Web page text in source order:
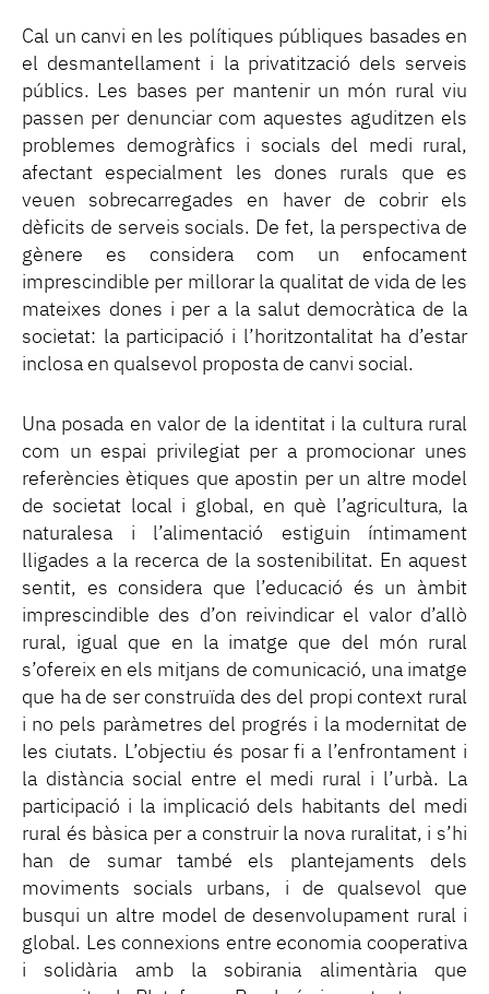
Cal un canvi en les polítiques públiques basades en
el desmantellament i la privatització dels serveis
públics. Les bases per mantenir un món rural viu
passen per denunciar com aquestes aguditzen els
problemes demogràfics i socials del medi rural,
afectant especialment les dones rurals que es
veuen sobrecarregades en haver de cobrir els
dèficits de serveis socials. De fet, la perspectiva de
gènere es considera com un enfocament
imprescindible per millorar la qualitat de vida de les
mateixes dones i per a la salut democràtica de la
societat: la participació i l’horitzontalitat ha d’estar
inclosa en qualsevol proposta de canvi social.
Una posada en valor de la identitat i la cultura rural
com un espai privilegiat per a promocionar unes
referències ètiques que apostin per un altre model
de societat local i global, en què l’agricultura, la
naturalesa i l’alimentació estiguin íntimament
lligades a la recerca de la sostenibilitat. En aquest
sentit, es considera que l’educació és un àmbit
imprescindible des d’on reivindicar el valor d’allò
rural, igual que en la imatge que del món rural
s’ofereix en els mitjans de comunicació, una imatge
que ha de ser construïda des del propi context rural
i no pels paràmetres del progrés i la modernitat de
les ciutats. L’objectiu és posar fi a l’enfrontament i
la distància social entre el medi rural i l’urbà. La
participació i la implicació dels habitants del medi
rural és bàsica per a construir la nova ruralitat, i s’hi
han de sumar també els plantejaments dels
moviments socials urbans, i de qualsevol que
busqui un altre model de desenvolupament rural i
global. Les connexions entre economia cooperativa
i solidària amb la sobirania alimentària que